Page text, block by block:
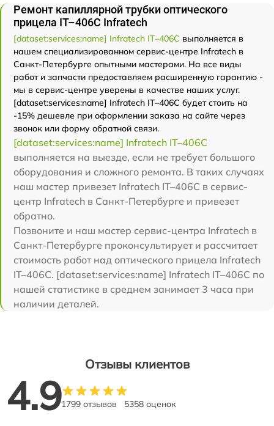
Ремонт капиллярной трубки оптического
прицела IT–406С Infratech
[dataset:services:name] Infratech IT–406С выполняется в
нашем специализированном сервис-центре Infratech в
Санкт-Петербурге опытными мастерами. На все виды
работ и запчасти предоставляем расширенную гарантию -
мы в сервис-центре уверены в качестве наших услуг.
[dataset:services:name] Infratech IT–406С будет стоить на
-15% дешевле при оформлении заказа на сайте через
звонок или форму обратной связи.
[dataset:services:name] Infratech IT–406С
выполняется на выезде, если не требует большого
оборудования и сложного ремонта. В таких случаях
наш мастер привезет Infratech IT–406С в сервис-
центр Infratech в Санкт-Петербурге и привезет
обратно.
Позвоните и наш мастер сервис-центра Infratech в
Санкт-Петербурге проконсультирует и рассчитает
стоимость работ над оптического прицела Infratech
IT–406С. [dataset:services:name] Infratech IT–406С по
нашей статистике в среднем занимает 3 часа при
наличии деталей.
Отзывы клиентов
4.91799 отзывов 5358 оценок